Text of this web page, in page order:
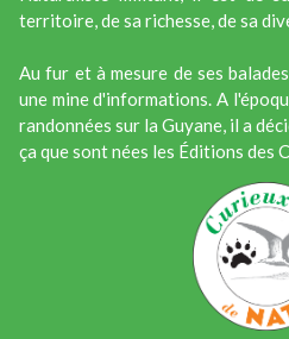
territoire, de sa richesse, de sa
Au fur et à mesure de ses
une mine d'informations. A
randonnées sur la Guyane, il a
ça que sont nées les Éditions des